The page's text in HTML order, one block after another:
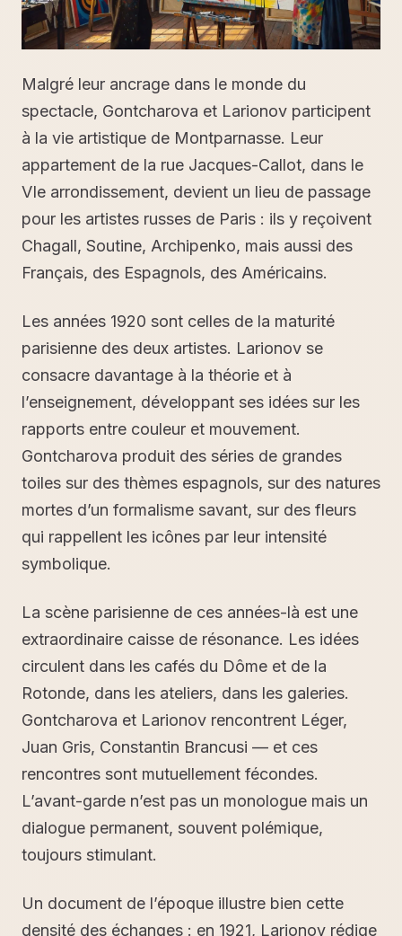
Malgré leur ancrage dans le monde du
spectacle, Gontcharova et Larionov participent
à la vie artistique de Montparnasse. Leur
appartement de la rue Jacques-Callot, dans le
VIe arrondissement, devient un lieu de passage
pour les artistes russes de Paris : ils y reçoivent
Chagall, Soutine, Archipenko, mais aussi des
Français, des Espagnols, des Américains.
Les années 1920 sont celles de la maturité
parisienne des deux artistes. Larionov se
consacre davantage à la théorie et à
l’enseignement, développant ses idées sur les
rapports entre couleur et mouvement.
Gontcharova produit des séries de grandes
toiles sur des thèmes espagnols, sur des natures
mortes d’un formalisme savant, sur des fleurs
qui rappellent les icônes par leur intensité
symbolique.
La scène parisienne de ces années-là est une
extraordinaire caisse de résonance. Les idées
circulent dans les cafés du Dôme et de la
Rotonde, dans les ateliers, dans les galeries.
Gontcharova et Larionov rencontrent Léger,
Juan Gris, Constantin Brancusi — et ces
rencontres sont mutuellement fécondes.
L’avant-garde n’est pas un monologue mais un
dialogue permanent, souvent polémique,
toujours stimulant.
Un document de l’époque illustre bien cette
densité des échanges : en 1921, Larionov rédige